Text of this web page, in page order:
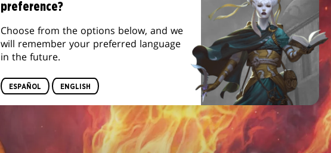
preference?
Choose from the options below, and we
will remember your preferred language
in the future.
ESPAÑOL ENGLISH